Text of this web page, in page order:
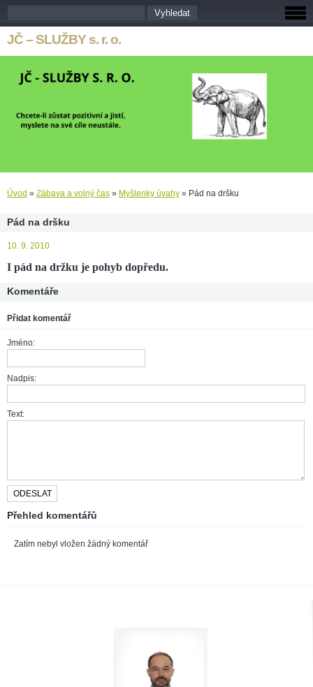
JČ – SLUŽBY s. r. o.
Úvod » Zábava a volný čas » Myšlenky úvahy » Pád na dršku
Pád na dršku
10. 9. 2010
I pád na držku je pohyb dopředu.
Komentáře
Přidat komentář
Jméno:
Nadpis:
Text:
Přehled komentářů
Zatím nebyl vložen žádný komentář